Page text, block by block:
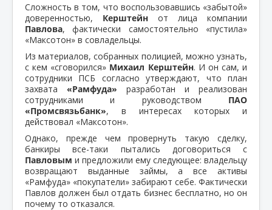
Сложность в том, что воспользовавшись «забытой»
доверенностью, Керштейн от лица компании
Павлова, фактически самостоятельно «пустила»
«Максотон» в совладельцы.
Из материалов, собранных полицией, можно узнать,
с кем «сговорился» Михаил Керштейн. И он сам, и
сотрудники ПСБ согласно утверждают, что план
захвата «Рамфуда» разработан и реализован
сотрудниками и руководством ПАО
«Промсвязьбанк», в интересах которых и
действовал «Максотон».
Однако, прежде чем провернуть такую сделку,
банкиры все-таки пытались договориться с
Павловым и предложили ему следующее: владельцу
возвращают выданные займы, а все активы
«Рамфуда» «покупатели» забирают себе. Фактически
Павлов должен был отдать бизнес бесплатно, но он
почему то отказался.